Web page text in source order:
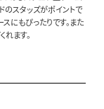
のスタッズがポイントで
にもぴったりです。また
れます。